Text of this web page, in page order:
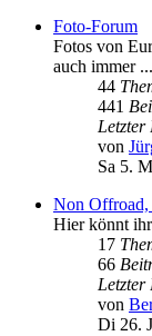
Foto-Forum
Fotos von
auch immer ...
44
441
Letzter
von
Sa 5.
Non Offroad,
Hier könnt
17
66
Letzter
von
Di 26.